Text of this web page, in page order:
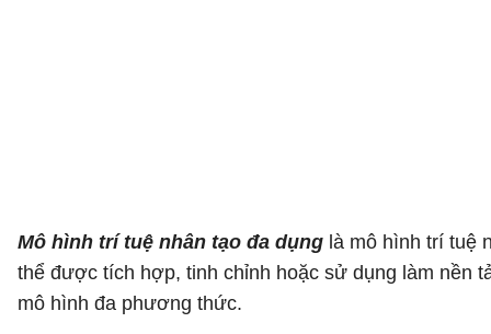
Mô hình trí tuệ nhân tạo đa dụng là mô hình trí tuệ
thể được tích hợp, tinh chỉnh hoặc sử dụng làm nền
mô hình đa phương thức.